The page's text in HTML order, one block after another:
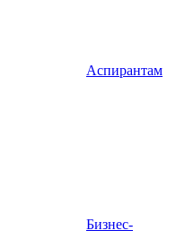
Аспирантам
Бизнес-